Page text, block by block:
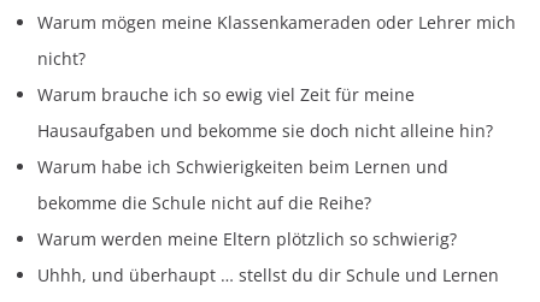
Warum mögen meine Klassenkameraden oder Lehrer mich
nicht?
Warum brauche ich so ewig viel Zeit für meine
Hausaufgaben und bekomme sie doch nicht alleine hin?
Warum habe ich Schwierigkeiten beim Lernen und
bekomme die Schule nicht auf die Reihe?
Warum werden meine Eltern plötzlich so schwierig?
Uhhh, und überhaupt … stellst du dir Schule und Lernen